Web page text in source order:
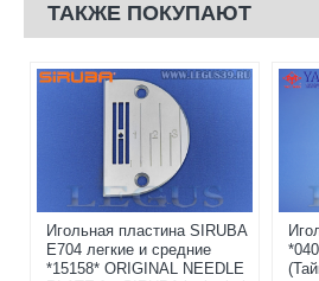
ТАКЖЕ ПОКУПАЮТ
Игольная пластина SIRUBA
E704 легкие и средние
*15158* ORIGINAL NEEDLE